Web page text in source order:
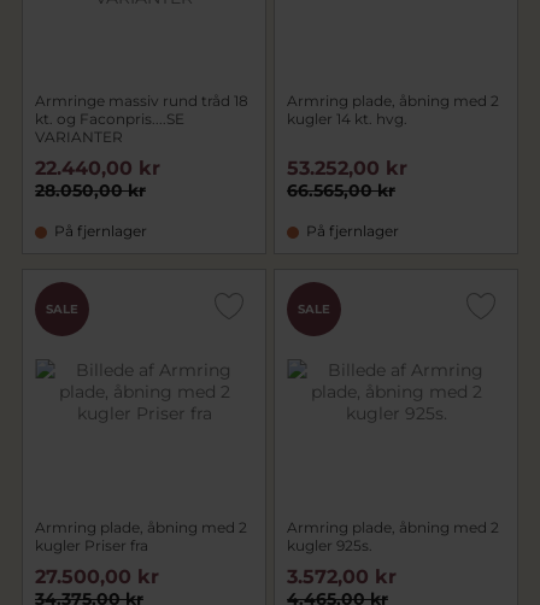
Armringe massiv rund tråd 18
kt. og Faconpris....SE
VARIANTER
28.050,00 kr
22.440,00 kr
På fjernlager
Armring plade, åbning med 2
kugler 14 kt. hvg.
66.565,00 kr
53.252,00 kr
På fjernlager
SALE
Armring plade, åbning med 2
kugler Priser fra
34.375,00 kr
27.500,00 kr
SALE
Armring plade, åbning med 2
kugler 925s.
4.465,00 kr
3.572,00 kr